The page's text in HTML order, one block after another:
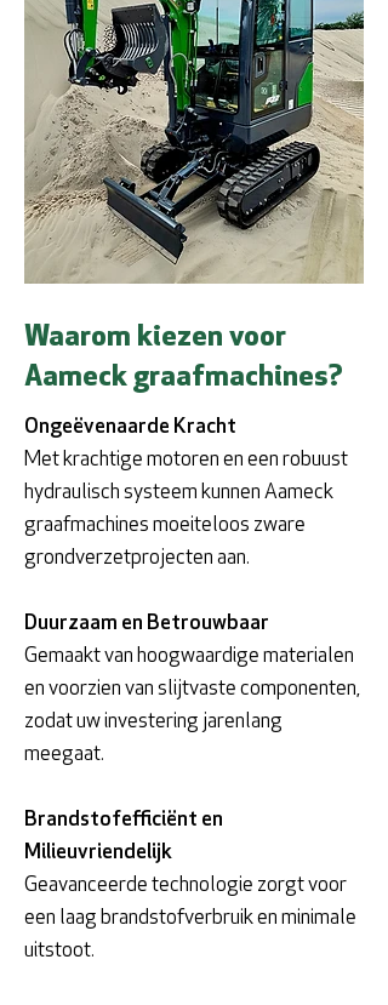
Waarom kiezen voor
Aameck graafmachines?
Ongeëvenaarde Kracht
Met krachtige motoren en een robuust
hydraulisch systeem kunnen Aameck
graafmachines moeiteloos zware
grondverzetprojecten aan.
Duurzaam en Betrouwbaar
Gemaakt van hoogwaardige materialen
en voorzien van slijtvaste componenten,
zodat uw investering jarenlang
meegaat.
Brandstofefficiënt en
Milieuvriendelijk
Geavanceerde technologie zorgt voor
een laag brandstofverbruik en minimale
uitstoot.